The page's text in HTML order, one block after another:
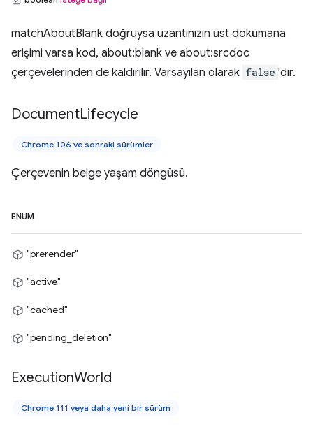
matchAboutBlank doğruysa uzantınızın üst dokümana
erişimi varsa kod, about:blank ve about:srcdoc
çerçevelerinden de kaldırılır. Varsayılan olarak false 'dır.
DocumentLifecycle
Chrome 106 ve sonraki sürümler
Çerçevenin belge yaşam döngüsü.
ENUM
"prerender"
"active"
"cached"
"pending_deletion"
ExecutionWorld
Chrome 111 veya daha yeni bir sürüm